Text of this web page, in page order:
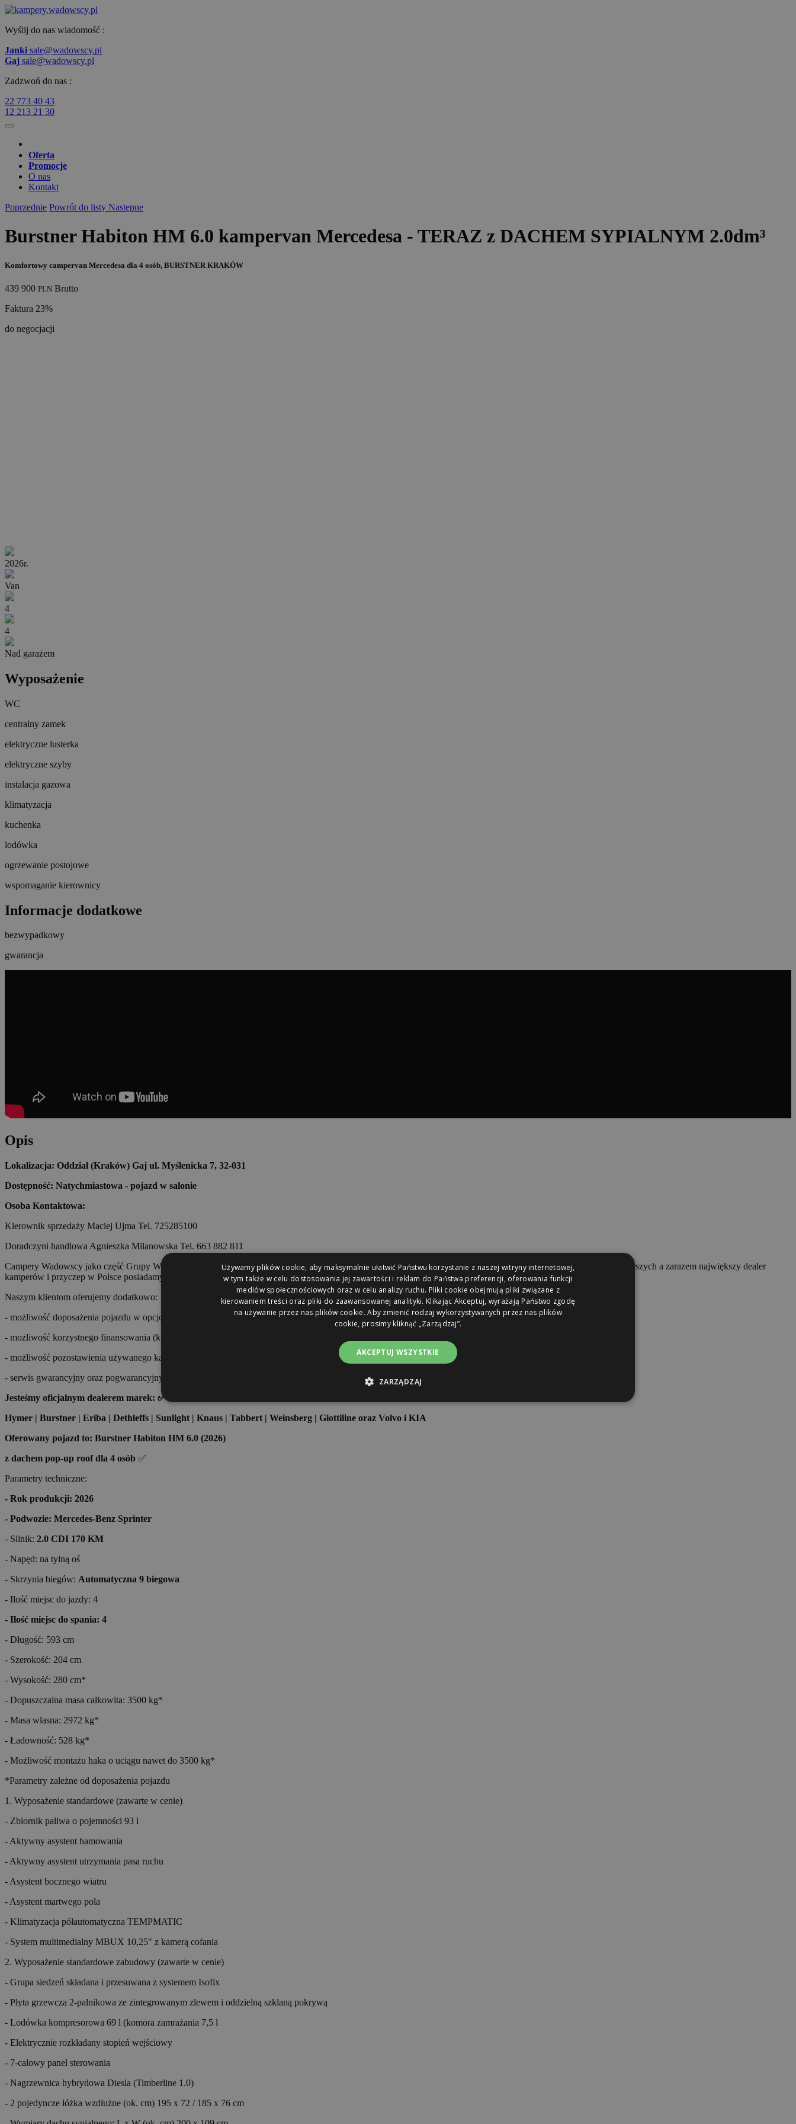
Wyślij do nas wiadomość :
Janki sale@wadowscy.pl
Gaj sale@wadowscy.pl
Zadzwoń do nas :
22 773 40 43
12 213 21 30
Oferta
Promocje
O nas
Kontakt
Poprzednie Powrót do listy Następne
Burstner Habiton HM 6.0 kampervan Mercedesa - TERAZ z DACHEM SYPIALNYM 2.0dm³
Komfortowy campervan Mercedesa dla 4 osób, BURSTNER KRAKÓW
439 900 PLN Brutto
Faktura 23%
do negocjacji
2026r.
Van
4
4
Nad garażem
Wyposażenie
WC
centralny zamek
elektryczne lusterka
elektryczne szyby
instalacja gazowa
klimatyzacja
kuchenka
lodówka
ogrzewanie postojowe
wspomaganie kierownicy
Informacje dodatkowe
bezwypadkowy
gwarancja
Opis
Lokalizacja: Oddział (Kraków) Gaj ul. Myślenicka 7, 32-031
Dostępność: Natychmiastowa - pojazd w salonie
Osoba Kontaktowa:
Kierownik sprzedaży Maciej Ujma Tel. 725285100
Doradczyni handlowa Agnieszka Milanowska Tel. 663 882 811
Campery Wadowscy jako część Grupy Wadowscy prowadzi sprzedaż samochodów osobowych, pojazdów kempingowych, akcesoriów oraz serwis. Jako jeden z najstarszych a zarazem największy dealer
kamperów i przyczep w Polsce posiadamy w stałej ofercie kilkadziesiąt pojazdów dostępnych od ręki.
Naszym klientom oferujemy dodatkowo:
- możliwość doposażenia pojazdu w opcjonalne akcesoria
- możliwość korzystnego finansowania (kredyt, leasing) oraz ubezpieczenia
- możliwość pozostawienia używanego kampera w rozliczeniu
- serwis gwarancyjny oraz pogwarancyjny
Jesteśmy oficjalnym dealerem marek: ✅
Hymer | Burstner | Eriba | Dethleffs | Sunlight | Knaus | Tabbert | Weinsberg | Giottiline oraz Volvo i KIA
Oferowany pojazd to: Burstner Habiton HM 6.0 (2026)
z dachem pop-up roof dla 4 osób ✅
Parametry techniczne:
- Rok produkcji: 2026
- Podwozie: Mercedes-Benz Sprinter
- Silnik: 2.0 CDI 170 KM
- Napęd: na tylną oś
- Skrzynia biegów: Automatyczna 9 biegowa
- Ilość miejsc do jazdy: 4
- Ilość miejsc do spania: 4
- Długość: 593 cm
- Szerokość: 204 cm
- Wysokość: 280 cm*
- Dopuszczalna masa całkowita: 3500 kg*
- Masa własna: 2972 kg*
- Ładowność: 528 kg*
- Możliwość montażu haka o uciągu nawet do 3500 kg*
*Parametry zależne od doposażenia pojazdu
1. Wyposażenie standardowe (zawarte w cenie)
- Zbiornik paliwa o pojemności 93 l
- Aktywny asystent hamowania
- Aktywny asystent utrzymania pasa ruchu
- Asystent bocznego wiatru
- Asystent martwego pola
- Klimatyzacja półautomatyczna TEMPMATIC
- System multimedialny MBUX 10,25" z kamerą cofania
2. Wyposażenie standardowe zabudowy (zawarte w cenie)
- Grupa siedzeń składana i przesuwana z systemem Isofix
- Płyta grzewcza 2-palnikowa ze zintegrowanym zlewem i oddzielną szklaną pokrywą
- Lodówka kompresorowa 69 l (komora zamrażania 7,5 l
- Elektrycznie rozkładany stopień wejściowy
- 7-calowy panel sterowania
- Nagrzewnica hybrydowa Diesla (Timberline 1.0)
- 2 pojedyncze łóżka wzdłużne (ok. cm) 195 x 72 / 185 x 76 cm
Używamy plików cookie, aby maksymalnie ułatwić Państwu korzystanie z naszej witryny internetowej,
w tym także w celu dostosowania jej zawartości i reklam do Państwa preferencji, oferowania funkcji
mediów społecznościowych oraz w celu analizy ruchu. Pliki cookie obejmują pliki związane z
kierowaniem treści oraz pliki do zaawansowanej analityki. Klikając Akceptuj, wyrażają Państwo zgodę
na używanie przez nas plików cookie. Aby zmienić rodzaj wykorzystywanych przez nas plików
cookie, prosimy kliknąć „Zarządzaj”.
AKCEPTUJ WSZYSTKIE
ZARZĄDZAJ